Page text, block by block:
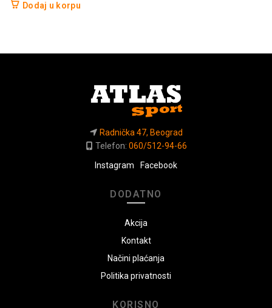
Dodaj u korpu
Radnička 47, Beograd
Telefon: 060/512-94-66
Instagram
Facebook
DODATNO
Akcija
Kontakt
Načini plaćanja
Politika privatnosti
KORISNO